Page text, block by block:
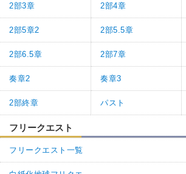
2部3章 2部4章
2部5章2 2部5.5章
2部6.5章 2部7章
奏章2 奏章3
2部終章 パスト
フリークエスト
フリークエスト一覧